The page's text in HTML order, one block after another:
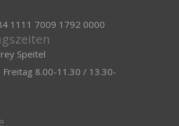
1111 7009 1792 0000
Speitel
Freitag 8.00-11.30 / 13.30-